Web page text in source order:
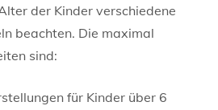
der Kinder verschiedene
beachten. Die maximal
sind:
für Kinder über 6